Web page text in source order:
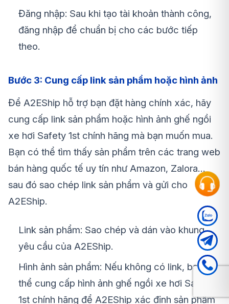
Đăng nhập: Sau khi tạo tài khoản thành công,
đăng nhập để chuẩn bị cho các bước tiếp
theo.
Bước 3: Cung cấp link sản phẩm hoặc hình ảnh
Để A2EShip hỗ trợ bạn đặt hàng chính xác, hãy
cung cấp link sản phẩm hoặc hình ảnh ghế ngồi
xe hơi Safety 1st chính hãng mà bạn muốn mua.
Bạn có thể tìm thấy sản phẩm trên các trang web
bán hàng quốc tế uy tín như Amazon, Zalora…
sau đó sao chép link sản phẩm và gửi cho
A2EShip.
Link sản phẩm: Sao chép và dán vào khung
yêu cầu của A2EShip.
Hình ảnh sản phẩm: Nếu không có link, bạn có
thể cung cấp hình ảnh ghế ngồi xe hơi Safety
1st chính hãng để A2EShip xác định sản phẩm